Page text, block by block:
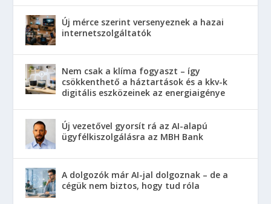
Új mérce szerint versenyeznek a hazai
internetszolgáltatók
Nem csak a klíma fogyaszt – így
csökkenthető a háztartások és a kkv-k
digitális eszközeinek az energiaigénye
Új vezetővel gyorsít rá az AI-alapú
ügyfélkiszolgálásra az MBH Bank
A dolgozók már AI-jal dolgoznak – de a
cégük nem biztos, hogy tud róla